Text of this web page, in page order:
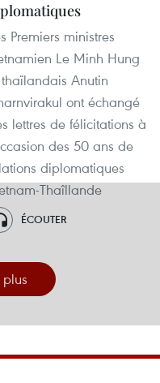
Premiers ministres
Le Minh Hung
Anutin
ont échangé
lettres de félicitations à
des 50 ans de
diplomatiques
Thaîllande
ÉCOUTER